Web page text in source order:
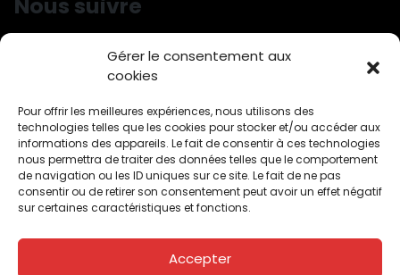
Gérer le consentement aux
cookies
Pour offrir les meilleures expériences, nous utilisons des
technologies telles que les cookies pour stocker et/ou accéder aux
informations des appareils. Le fait de consentir à ces technologies
nous permettra de traiter des données telles que le comportement
de navigation ou les ID uniques sur ce site. Le fait de ne pas
consentir ou de retirer son consentement peut avoir un effet négatif
sur certaines caractéristiques et fonctions.
Accepter
Nous suivre sur LinkedIn
Nous suivre sur Facebook
Démoussage à AhuyToiture démoussage par drone Aiserey
Traitement bardage à ArboisArnay le Duc – Drone traitement
Inspections de bâtiment AutunNettoyage toiture à Auxonne
Démoussage toiture à Beaune
Inspections de bâtiments par drone à Besançon Bletterans
Bligny sur Ouche Brazey en plaineBressey-sur-Tille
Corcelles-les-Monts
Fontaine-lès-Dijon
Hauteville-lès-DijonIs sur Tille